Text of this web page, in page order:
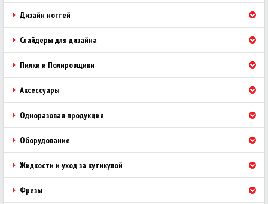
Дизайн ногтей
Слайдеры для дизайна
Пилки и Полировщики
Аксессуары
Одноразовая продукция
Оборудование
Жидкости и уход за кутикулой
Фрезы